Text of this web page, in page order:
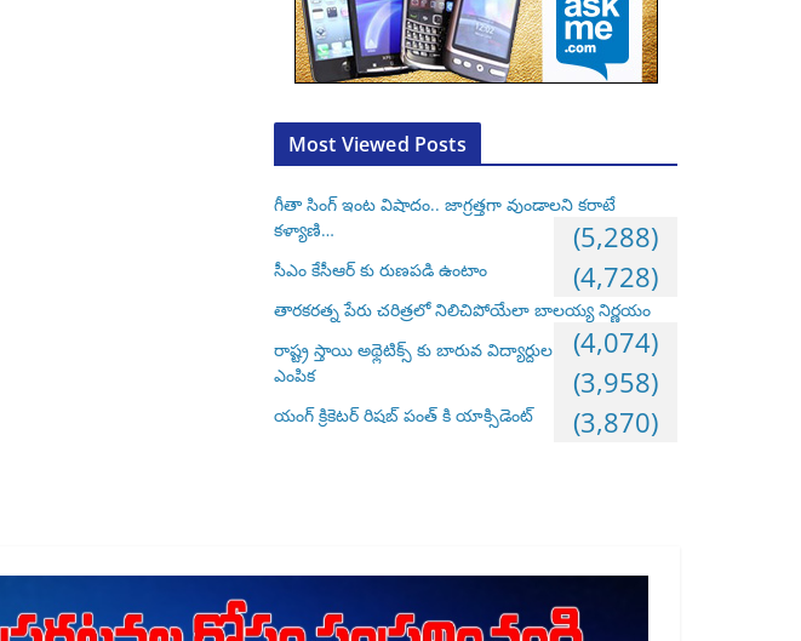
Most Viewed Posts
గీతా సింగ్ ఇంట విషాదం.. జాగ్రత్తగా వుండాలని కరాటే
కళ్యాణి…
(5,288)
సీఎం కేసీఆర్ కు రుణపడి ఉంటాం (4,728)
తారకరత్న పేరు చరిత్రలో నిలిచిపోయేలా బాలయ్య నిర్ణయం
(4,074)
రాష్ట్ర స్తాయి అథ్లెటిక్స్ కు బారువ విద్యార్దుల
ఎంపిక
(3,958)
యంగ్ క్రికెటర్ రిషబ్ పంత్ కి యాక్సిడెంట్ (3,870)